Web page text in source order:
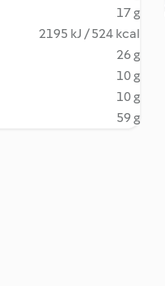
17 g
2195 kJ / 524 kcal
26 g
10 g
10 g
59 g